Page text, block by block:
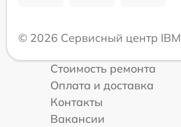
© 2026 Сервисный центр IBM
Стоимость ремонта
Оплата и доставка
Контакты
Вакансии